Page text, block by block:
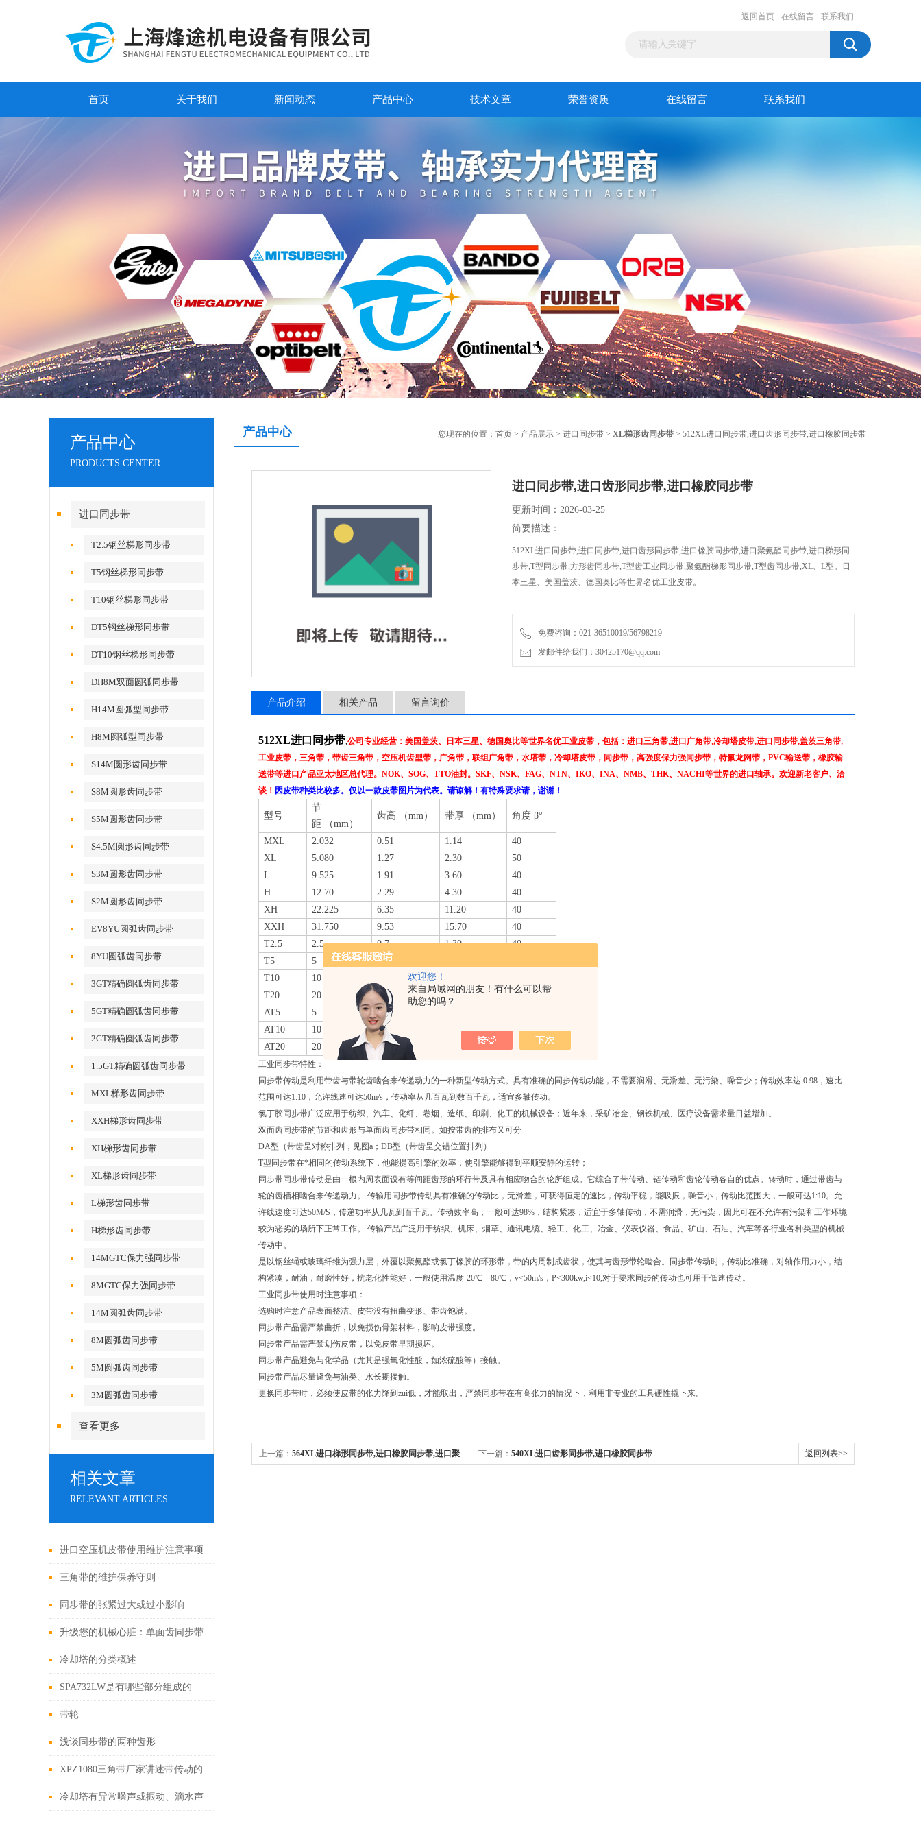
欢迎您！
来自局域网的朋友！有什么可以帮
助您的吗？
返回首页 在线留言 联系我们
首页 关于我们 新闻动态 产品中心 技术文章 荣誉资质 在线留言 联系我们
产品中心
PRODUCTS CENTER
进口同步带
T2.5钢丝梯形同步带
T5钢丝梯形同步带
T10钢丝梯形同步带
DT5钢丝梯形同步带
DT10钢丝梯形同步带
DH8M双面圆弧同步带
H14M圆弧型同步带
H8M圆弧型同步带
S14M圆形齿同步带
S8M圆形齿同步带
S5M圆形齿同步带
S4.5M圆形齿同步带
S3M圆形齿同步带
S2M圆形齿同步带
EV8YU圆弧齿同步带
8YU圆弧齿同步带
3GT精确圆弧齿同步带
5GT精确圆弧齿同步带
2GT精确圆弧齿同步带
1.5GT精确圆弧齿同步带
MXL梯形齿同步带
XXH梯形齿同步带
XH梯形齿同步带
XL梯形齿同步带
L梯形齿同步带
H梯形齿同步带
14MGTC保力强同步带
8MGTC保力强同步带
14M圆弧齿同步带
8M圆弧齿同步带
5M圆弧齿同步带
3M圆弧齿同步带
查看更多
相关文章
RELEVANT ARTICLES
进口空压机皮带使用维护注意事项
三角带的维护保养守则
同步带的张紧过大或过小影响
升级您的机械心脏：单面齿同步带
换新全攻略！
冷却塔的分类概述
SPA732LW是有哪些部分组成的
呢？其分别有哪些作用？
带轮
浅谈同步带的两种齿形
XPZ1080三角带厂家讲述带传动的
原理、组成及类型
冷却塔有异常噪声或振动、滴水声
产品中心 您现在的位置： 首页 > 产品展示 > 进口同步带 > XL梯形齿同步带 > 512XL进口同步带,进口齿形同步带,进口橡胶同步带
进口同步带,进口齿形同步带,进口橡胶同步带
更新时间：2026-03-25
简要描述：
512XL进口同步带,进口同步带,进口齿形同步带,进口橡胶同步带,进口聚氨酯同步带,进口梯形同
步带,T型同步带,方形齿同步带,T型齿工业同步带,聚氨酯梯形同步带,T型齿同步带,XL、L型。日
本三星、美国盖茨、德国奥比等世界名优工业皮带。
免费咨询：021-36510019/56798219
发邮件给我们：30425170@qq.com
产品介绍 相关产品 留言询价
512XL进口同步带,公司专业经营：美国盖茨、日本三星、德国奥比等世界名优工业皮带，包括：进口三角带,进口广角带,冷却塔皮带,进口同步带,盖茨三角带,
工业皮带，三角带，带齿三角带，空压机齿型带，广角带，联组广角带，水塔带，冷却塔皮带，同步带，高强度保力强同步带，特氟龙网带，PVC输送带，橡胶输
送带等进口产品亚太地区总代理。NOK、SOG、TTO油封。SKF、NSK、FAG、NTN、IKO、INA、NMB、THK、NACHI等世界的进口轴承。欢迎新老客户、洽
谈！ 因皮带种类比较多。仅以一款皮带图片为代表。请谅解！有特殊要求请，谢谢！
型号
节
距
（mm）
齿高 （mm） 带厚 （mm） 角度 β°
MXL 2.032 0.51 1.14
40
XL
5.080 1.27 2.30
50
L
9.525 1.91 3.60
40
H
12.70 2.29 4.30
40
XH
22.225 6.35 11.20
40
XXH
31.750 9.53 15.70
40
T2.5
2.5 0.7 1.30
40
T5
5 1.20
T10
10
T20
20 5.00 8.00
40
AT5
5 1.20
AT10
10 2.50 5.00
50
AT20
20 5.00 8.00 50
工业同步带特性：
同步带传动是利用带齿与带轮齿啮合来传递动力的一种新型传动方式。具有准确的同步传动功能，不需要润滑、无滑差、无污染、噪音少；传动效率达 0.98，速比
范围可达1:10，允许线速可达50m/s，传动率从几百瓦到数百千瓦，适宜多轴传动。
氯丁胶同步带广泛应用于纺织、汽车、化纤、卷烟、造纸、印刷、化工的机械设备；近年来，采矿冶金、钢铁机械、医疗设备需求量日益增加。
双面齿同步带的节距和齿形与单面齿同步带相同。如按带齿的排布又可分
DA型（带齿呈对称排列，见图a；DB型（带齿呈交错位置排列）
T型同步带在*相同的传动系统下，他能提高引擎的效率，使引擎能够得到平顺安静的运转；
同步带同步带传动是由一根内周表面设有等间距齿形的环行带及具有相应吻合的轮所组成。它综合了带传动、链传动和齿轮传动各自的优点。转动时，通过带齿与
轮的齿槽相啮合来传递动力。 传输用同步带传动具有准确的传动比，无滑差，可获得恒定的速比，传动平稳，能吸振，噪音小，传动比范围大，一般可达1:10。允
许线速度可达50M/S，传递功率从几瓦到百千瓦。传动效率高，一般可达98%，结构紧凑，适宜于多轴传动，不需润滑，无污染，因此可在不允许有污染和工作环境
较为恶劣的场所下正常工作。 传输产品广泛用于纺织、机床、烟草、通讯电缆、轻工、化工、冶金、仪表仪器、食品、矿山、石油、汽车等各行业各种类型的机械
传动中。
是以钢丝绳或玻璃纤维为强力层，外覆以聚氨酯或氯丁橡胶的环形带，带的内周制成齿状，使其与齿形带轮啮合。同步带传动时，传动比准确，对轴作用力小，结
构紧凑，耐油，耐磨性好，抗老化性能好，一般使用温度-20℃―80℃，v<50m/s，P<300kw,i<10,对于要求同步的传动也可用于低速传动。
工业同步带使用时注意事项：
选购时注意产品表面整洁、皮带没有扭曲变形、带齿饱满。
同步带产品需严禁曲折，以免损伤骨架材料，影响皮带强度。
同步带产品需严禁划伤皮带，以免皮带早期损坏。
同步带产品避免与化学品（尤其是强氧化性酸，如浓硫酸等）接触。
同步带产品尽量避免与油类、水长期接触。
更换同步带时，必须使皮带的张力降到zui低，才能取出，严禁同步带在有高张力的情况下，利用非专业的工具硬性撬下来。
上一篇： 564XL进口梯形同步带,进口橡胶同步带,进口聚 下一篇： 540XL进口齿形同步带,进口橡胶同步带 返回列表>>